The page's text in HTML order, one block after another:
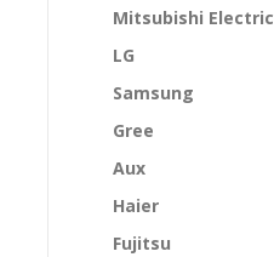
Mitsubishi Electric
LG
Samsung
Gree
Aux
Haier
Fujitsu